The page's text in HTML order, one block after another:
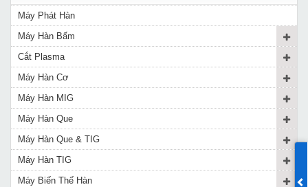
Máy Phát Hàn
Máy Hàn Bấm
Cắt Plasma
Máy Hàn Cơ
Máy Hàn MIG
Máy Hàn Que
Máy Hàn Que & TIG
Máy Hàn TIG
Máy Biến Thế Hàn